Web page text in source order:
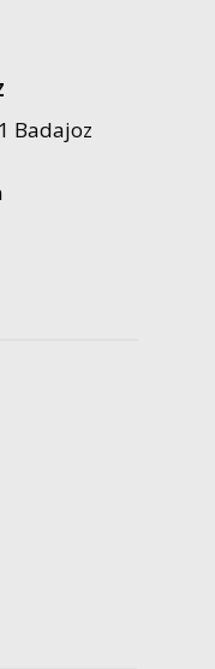
Badajoz